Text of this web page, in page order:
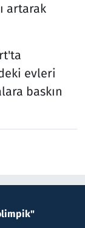
artarak
evleri
baskın